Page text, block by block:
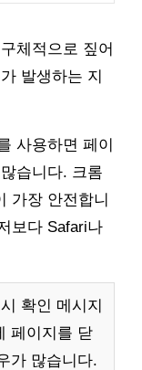
체적으로 짚어
발생하는 지
사용하면 페이
습니다. 크롬
가장 안전합니
보다 Safari나
확인 메시지
페이지를 닫
가 많습니다.